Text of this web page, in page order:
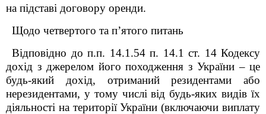
на підставі договору оренди.
Щодо четвертого та п’ятого питань
Відповідно до п.п. 14.1.54 п. 14.1 ст. 14 Кодексу
дохід з джерелом його походження з України – це
будь-який дохід, отриманий резидентами або
нерезидентами, у тому числі від будь-яких видів їх
діяльності на території України (включаючи виплату